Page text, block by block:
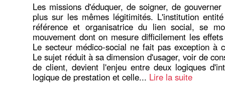
Les missions d'éduquer, de soigner, de
plus sur les mêmes légitimités. L'institution
référence et organisatrice du lien social, se
mouvement dont on mesure difficilement les
Le secteur médico-social ne fait pas exception à
Le sujet réduit à sa dimension d'usager, voir de
de client, devient l'enjeu entre deux logiques
logique de prestation et celle... Lire la suite